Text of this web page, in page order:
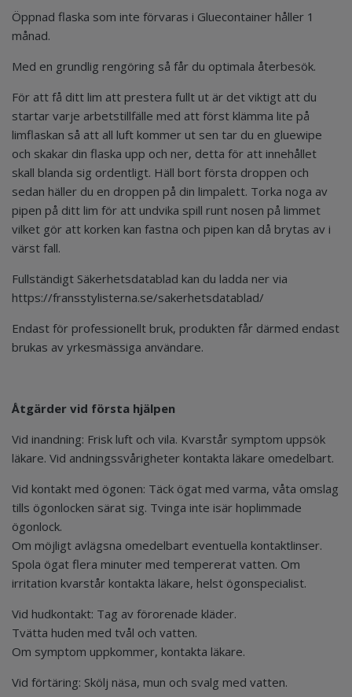
Öppnad flaska som inte förvaras i Gluecontainer håller 1
månad.
Med en grundlig rengöring så får du optimala återbesök.
För att få ditt lim att prestera fullt ut är det viktigt att du
startar varje arbetstillfälle med att först klämma lite på
limflaskan så att all luft kommer ut sen tar du en gluewipe
och skakar din flaska upp och ner, detta för att innehållet
skall blanda sig ordentligt. Häll bort första droppen och
sedan häller du en droppen på din limpalett. Torka noga av
pipen på ditt lim för att undvika spill runt nosen på limmet
vilket gör att korken kan fastna och pipen kan då brytas av i
värst fall.
Fullständigt Säkerhetsdatablad kan du ladda ner via
https://fransstylisterna.se/sakerhetsdatablad/
Endast för professionellt bruk, produkten får därmed endast
brukas av yrkesmässiga användare.
Åtgärder vid första hjälpen
Vid inandning: Frisk luft och vila. Kvarstår symptom uppsök
läkare. Vid andningssvårigheter kontakta läkare omedelbart.
Vid kontakt med ögonen: Täck ögat med varma, våta omslag
tills ögonlocken särat sig. Tvinga inte isär hoplimmade
ögonlock.
Om möjligt avlägsna omedelbart eventuella kontaktlinser.
Spola ögat flera minuter med tempererat vatten. Om
irritation kvarstår kontakta läkare, helst ögonspecialist.
Vid hudkontakt: Tag av förorenade kläder.
Tvätta huden med tvål och vatten.
Om symptom uppkommer, kontakta läkare.
Vid förtäring: Skölj näsa, mun och svalg med vatten.